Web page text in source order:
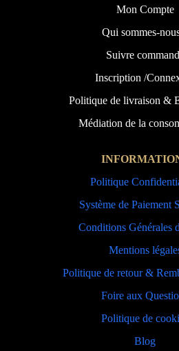
Mon Compte
Qui sommes-
Suivre
Inscription /
Politique de livraison &
Médiation de la
Politique
Système de Paiement
Conditions Générales
Mentions
Politique de retour &
Foire aux
Politique de
Blog